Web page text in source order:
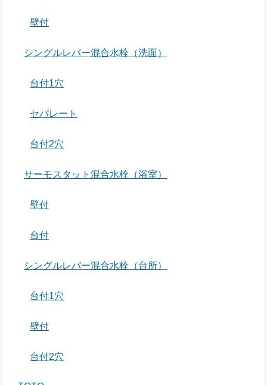
壁付
シングルレバー混合水栓（洗面）
台付1穴
セパレート
台付2穴
サーモスタット混合水栓（浴室）
壁付
台付
シングルレバー混合水栓（台所）
台付1穴
壁付
台付2穴